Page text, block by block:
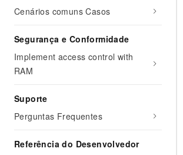
Cenários comuns Casos
Segurança e Conformidade
Implement access control with
RAM
Suporte
Perguntas Frequentes
Referência do Desenvolvedor